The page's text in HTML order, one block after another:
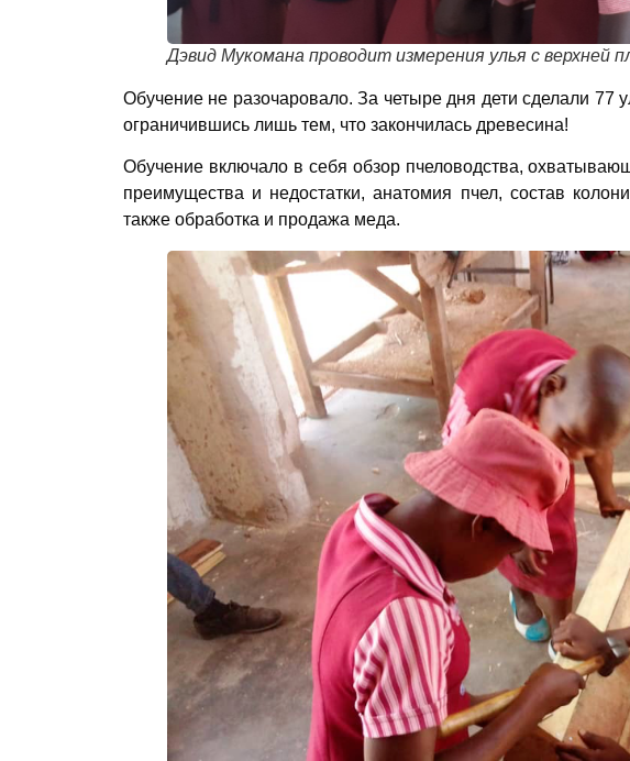
Дэвид Мукомана проводит измерения улья с верхней
Обучение не разочаровало. За четыре дня дети сделали 77
ограничившись лишь тем, что закончилась древесина!
Обучение включало в себя обзор пчеловодства,
преимущества и недостатки, анатомия пчел, состав
также обработка и продажа меда.